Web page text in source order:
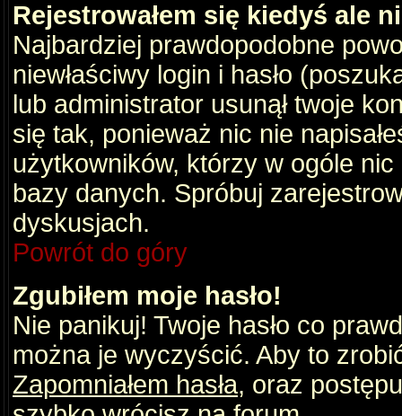
Rejestrowałem się kiedyś ale
Najbardziej prawdopodobne
niewłaściwy login i hasło
lub administrator usunął twoje
się tak, ponieważ nic nie
użytkowników, którzy w ogóle
bazy danych. Spróbuj
dyskusjach.
Powrót do góry
Zgubiłem moje hasło!
Nie panikuj! Twoje hasło co
można je wyczyścić. Aby to
Zapomniałem hasła, oraz